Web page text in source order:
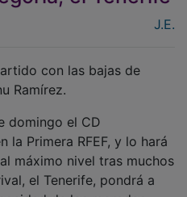
Ramírez.
la Primera RFEF, y lo hará
máximo nivel tras muchos
el Tenerife, pondrá a
de los morados